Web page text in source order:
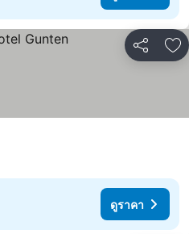
แชร์ เ
ดูราคา